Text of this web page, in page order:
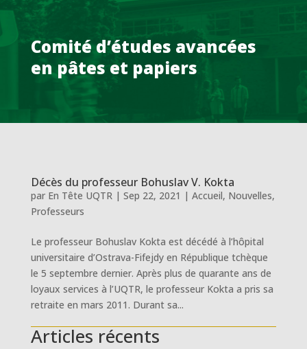
Comité d’études avancées
en pâtes et papiers
Décès du professeur Bohuslav V. Kokta
par En Tête UQTR| Sep 22, 2021 | Accueil, Nouvelles,
Professeurs
Le professeur Bohuslav Kokta est décédé à l’hôpital
universitaire d’Ostrava-Fifejdy en République tchèque
le 5 septembre dernier. Après plus de quarante ans de
loyaux services à l’UQTR, le professeur Kokta a pris sa
retraite en mars 2011. Durant sa...
Articles récents